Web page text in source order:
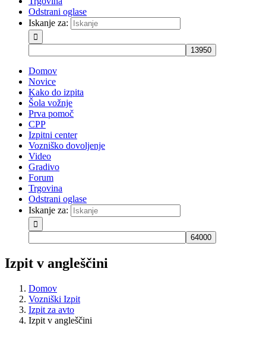
Odstrani oglase
Iskanje za:
Domov
Novice
Kako do izpita
Šola vožnje
Prva pomoč
CPP
Izpitni center
Vozniško dovoljenje
Video
Gradivo
Forum
Trgovina
Odstrani oglase
Iskanje za:
Izpit v angleščini
Domov
Vozniški Izpit
Izpit za avto
Izpit v angleščini